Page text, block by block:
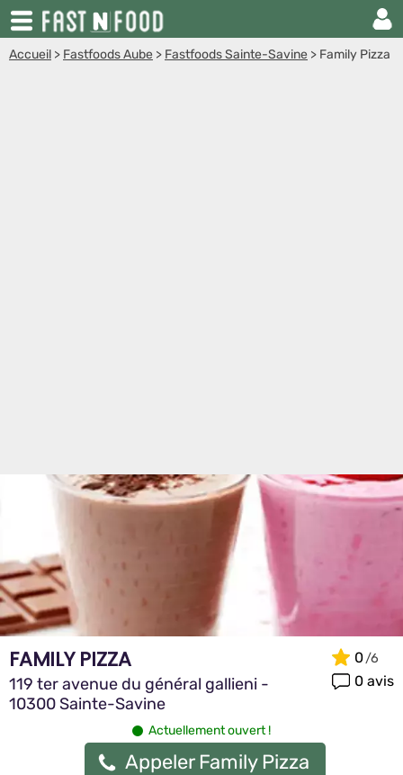
Accueil > Fastfoods Aube > Fastfoods Sainte-Savine > Family Pizza
FAMILY PIZZA
119 ter avenue du général gallieni -
10300 Sainte-Savine
0
0 avis
Actuellement ouvert !
Appeler Family Pizza